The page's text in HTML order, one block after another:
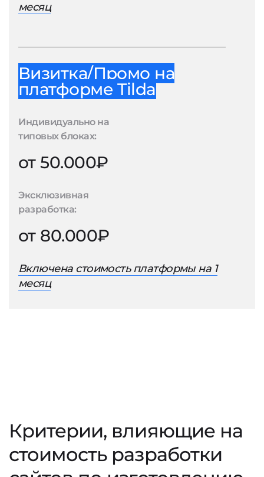
месяц
Визитка/Промо на
платформе Tilda
Индивидуально на
типовых блоках:
от 50.000₽
Эксклюзивная
разработка:
от 80.000₽
Включена стоимость платформы на 1
месяц
Критерии, влияющие на
стоимость разработки